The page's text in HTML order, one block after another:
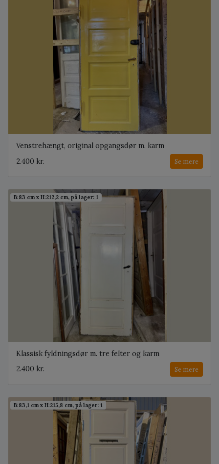
Venstrehængt, original opgangsdør m. karm
2.400 kr.
Se mere
B:83 cm x H:212,2 cm, på lager: 1
Klassisk fyldningsdør m. tre felter og karm
2.400 kr.
Se mere
B:83,1 cm x H:215,8 cm, på lager: 1